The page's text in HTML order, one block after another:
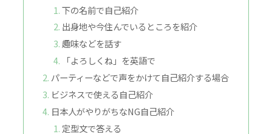
下の名前で自己紹介
出身地や今住んでいるところを紹介
趣味などを話す
「よろしくね」を英語で
パーティーなどで声をかけて自己紹介する場合
ビジネスで使える自己紹介
日本人がやりがちなNG自己紹介
定型文で答える